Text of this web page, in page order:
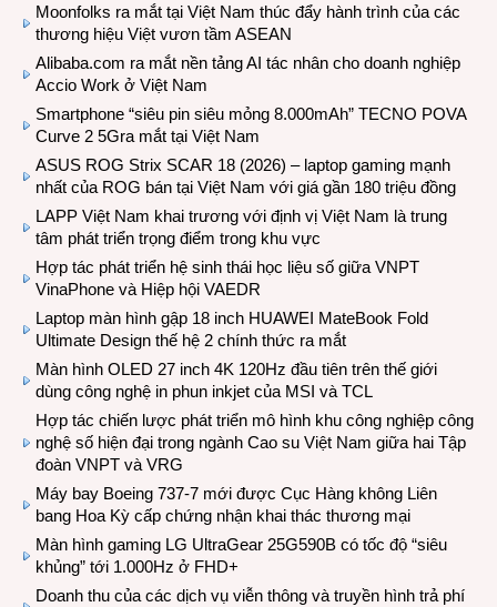
Moonfolks ra mắt tại Việt Nam thúc đẩy hành trình của các
thương hiệu Việt vươn tầm ASEAN
Alibaba.com ra mắt nền tảng AI tác nhân cho doanh nghiệp
Accio Work ở Việt Nam
Smartphone “siêu pin siêu mỏng 8.000mAh” TECNO POVA
Curve 2 5Gra mắt tại Việt Nam
ASUS ROG Strix SCAR 18 (2026) – laptop gaming mạnh
nhất của ROG bán tại Việt Nam với giá gần 180 triệu đồng
LAPP Việt Nam khai trương với định vị Việt Nam là trung
tâm phát triển trọng điểm trong khu vực
Hợp tác phát triển hệ sinh thái học liệu số giữa VNPT
VinaPhone và Hiệp hội VAEDR
Laptop màn hình gập 18 inch HUAWEI MateBook Fold
Ultimate Design thế hệ 2 chính thức ra mắt
Màn hình OLED 27 inch 4K 120Hz đầu tiên trên thế giới
dùng công nghệ in phun inkjet của MSI và TCL
Hợp tác chiến lược phát triển mô hình khu công nghiệp công
nghệ số hiện đại trong ngành Cao su Việt Nam giữa hai Tập
đoàn VNPT và VRG
Máy bay Boeing 737-7 mới được Cục Hàng không Liên
bang Hoa Kỳ cấp chứng nhận khai thác thương mại
Màn hình gaming LG UltraGear 25G590B có tốc độ “siêu
khủng” tới 1.000Hz ở FHD+
Doanh thu của các dịch vụ viễn thông và truyền hình trả phí